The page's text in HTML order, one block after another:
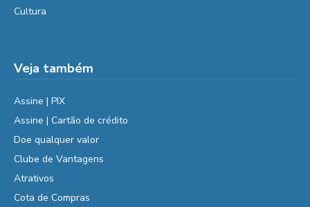
Cultura
Veja também
Assine | PIX
Assine | Cartão de crédito
Doe qualquer valor
Clube de Vantagens
Atrativos
Cota de Compras